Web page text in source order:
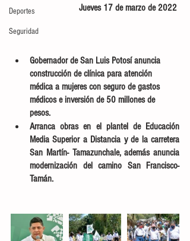
Deportes
Seguridad
Jueves 17 de marzo de 2022
Gobernador de San Luis Potosí anuncia
construcción de clínica para atención
médica a mujeres con seguro de gastos
médicos e inversión de 50 millones de
pesos.
Arranca obras en el plantel de Educación
Media Superior a Distancia y de la carretera
San Martín- Tamazunchale, además anuncia
modernización del camino San Francisco-
Tamán.